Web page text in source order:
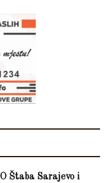
Štaba Sarajevo i